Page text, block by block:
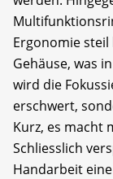
Ergonomie
Gehäuse, was
wird die
erschwert,
Kurz, es macht
Schliesslich
Handarbeit